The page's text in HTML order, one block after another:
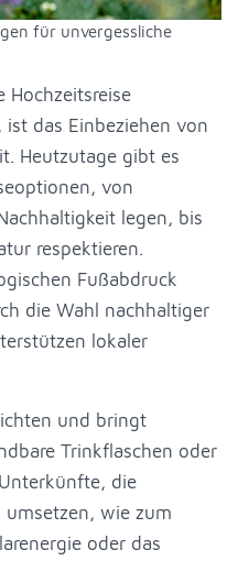
für unvergessliche
Hochzeitsreise
das Einbeziehen von
Heutzutage gibt es
von
legen, bis
respektieren.
Fußabdruck
die Wahl nachhaltiger
lokaler
und bringt
Trinkflaschen oder
die
wie zum
oder das